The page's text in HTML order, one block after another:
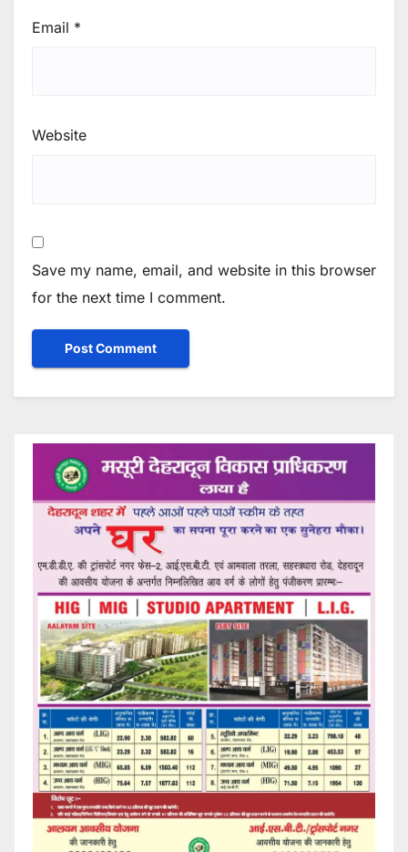
Email *
Website
Save my name, email, and website in this browser
for the next time I comment.